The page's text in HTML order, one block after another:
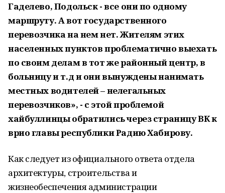
Гаделево, Подольск - все они по одному
маршруту. А вот государственного
перевозчика на нем нет. Жителям этих
населенных пунктов проблематично выехать
по своим делам в тот же районный центр, в
больницу и т.д и они вынуждены нанимать
местных водителей – нелегальных
перевозчиков», - с этой проблемой
хайбуллинцы обратились через страницу ВК к
врио главы республики Радию Хабирову.
Как следует из официального ответа отдела
архитектуры, строительства и
жизнеобеспечения администрации